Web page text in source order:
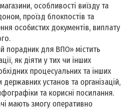
особливості виїзду та
проїзд блокпостів та
особистих документів, виплату
для ВПО» містить
як діяти у тих чи інших
процесуальних та інших
державних установ та організацій,
та корисні посилання.
мають змогу оперативно